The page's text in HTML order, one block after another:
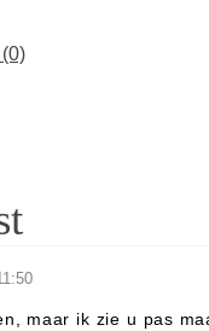
maar ik zie u pas